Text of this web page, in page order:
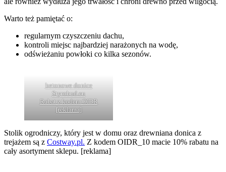
Warto też pamiętać o:
regularnym czyszczeniu dachu,
kontroli miejsc najbardziej narażonych na wodę,
odświeżaniu powłoki co kilka sezonów.
betonowe donice
Styrobud.eu
Rabat z kodem OIDR
[reklama]
Stolik ogrodniczy, który jest w domu oraz drewniana donica z
trejażem są z Costway.pl. Z kodem OIDR_10 macie 10% rabatu na
cały asortyment sklepu. [reklama]